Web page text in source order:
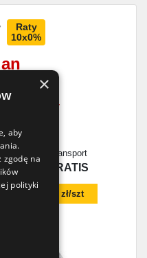
Raty
10x0%
96 XL
2024
Transport
GRATIS
za 115 zł/szt
×
aby
zgodę na
polityki